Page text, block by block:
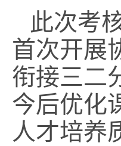
此次考
首次开展
衔接三二
今后优化
人才培养